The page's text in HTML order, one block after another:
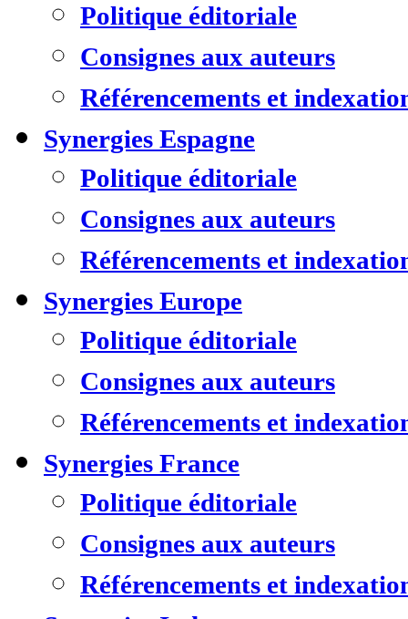
Politique éditoriale
Consignes aux auteurs
Référencements et
Synergies Espagne
Politique éditoriale
Consignes aux auteurs
Référencements et
Synergies Europe
Politique éditoriale
Consignes aux auteurs
Référencements et
Synergies France
Politique éditoriale
Consignes aux auteurs
Référencements et